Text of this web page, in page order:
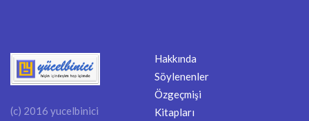
(c) 2016 yucelbinici
Hakkında
Söylenenler
Özgeçmişi
Kitapları